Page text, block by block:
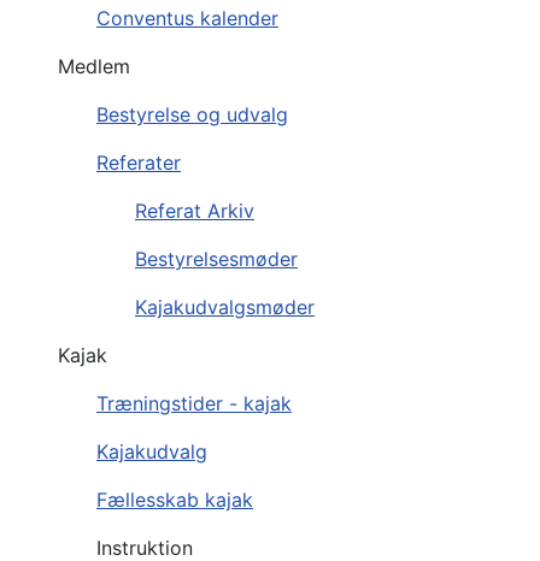
Conventus kalender
Medlem
Bestyrelse og udvalg
Referater
Referat Arkiv
Bestyrelsesmøder
Kajakudvalgsmøder
Kajak
Træningstider - kajak
Kajakudvalg
Fællesskab kajak
Instruktion